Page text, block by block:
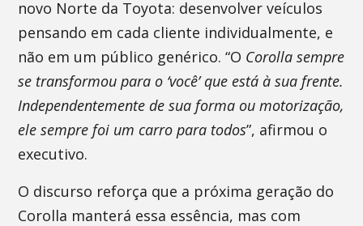
novo Norte da Toyota: desenvolver veículos
pensando em cada cliente individualmente, e
não em um público genérico. “O Corolla sempre
se transformou para o ‘você’ que está à sua frente.
Independentemente de sua forma ou motorização,
ele sempre foi um carro para todos”, afirmou o
executivo.
O discurso reforça que a próxima geração do
Corolla manterá essa essência, mas com